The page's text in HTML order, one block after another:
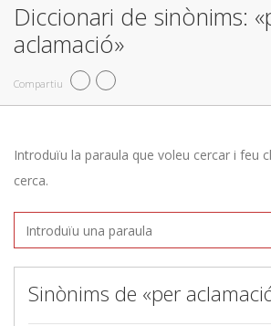
Diccionari de sinònims:
aclamació»
Compartiu
Introduïu la paraula que voleu cercar i feu
cerca.
Sinònims de «per